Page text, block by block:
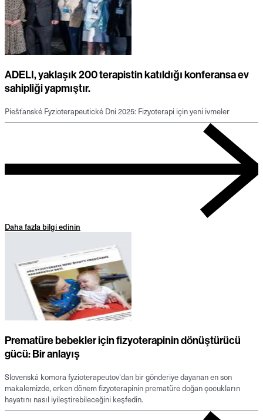
ADELI, yaklaşık 200 terapistin katıldığı konferansa ev
sahipliği yapmıştır.
Piešťanské Fyzioterapeutické Dni 2025: Fizyoterapi için yeni ivmeler
Daha fazla bilgi edinin
Prematüre bebekler için fizyoterapinin dönüştürücü
gücü: Bir anlayış
Slovenská komora fyzioterapeutov'dan bir gönderiye dayanan en son
makalemizde, erken dönem fizyoterapinin prematüre doğan çocukların
hayatını nasıl iyileştirebileceğini keşfedin.